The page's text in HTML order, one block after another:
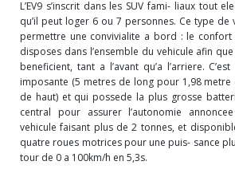
L’EV9 s’inscrit dans les SUV fami- liaux tout
qu’il peut loger 6 ou 7 personnes. Ce type
permettre une convivialite a bord : le
disposes dans l’ensemble du vehicule afin
beneficient, tant a l’avant qu’a l’arriere.
imposante (5 metres de long pour 1,98
de haut) et qui possede la plus grosse
central pour assurer l’autonomie annonce
vehicule faisant plus de 2 tonnes, et
quatre roues motrices pour une puis- sance
tour de 0 a 100km/h en 5,3s.